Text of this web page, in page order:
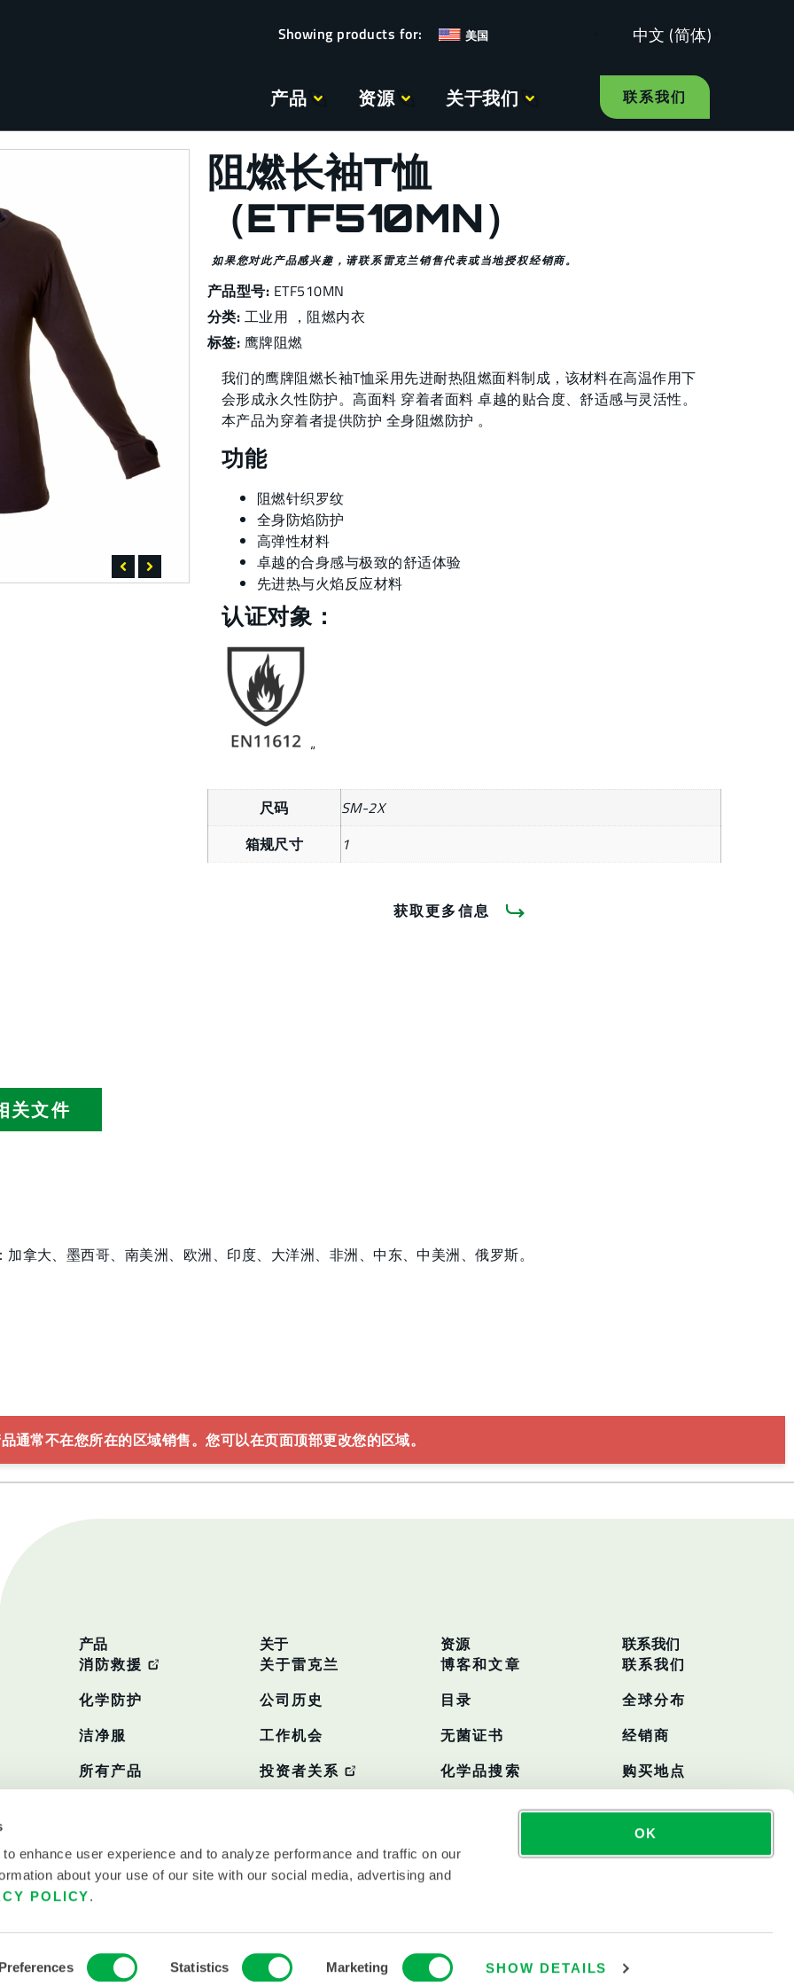
enhance user experience and to analyze performance and traffic on our
about your use of our site with our social media, advertising and
POLICY.
Statistics Marketing SHOW DETAILS
OK
美国 中文 (简体)
产品 资源 关于我们 联系我们
阻燃长袖T恤
（ETF510MN）
如果您对此产品感兴趣，请联系雷克兰销售代表或当地授权经销商。
产品型号: ETF510MN
分类: 工业用 ，阻燃内衣
标签: 鹰牌阻燃
我们的鹰牌阻燃长袖T恤采用先进耐热阻燃面料制成，该材料在高温作用下
会形成永久性防护。高面料 穿着者面料 卓越的贴合度、舒适感与灵活性。
本产品为穿着者提供防护 全身阻燃防护 。
功能
阻燃针织罗纹
全身防焰防护
高弹性材料
卓越的合身感与极致的舒适体验
先进热与火焰反应材料
认证对象：
“
尺码
SM-2X
箱规尺寸
1
获取更多信息
关文件
加拿大、墨西哥、南美洲、欧洲、印度、大洋洲、非洲、中东、中美洲、俄罗斯。
通常不在您所在的区域销售。您可以在页面顶部更改您的区域。
产品
消防救援
化学防护
洁净服
所有产品
关于
关于雷克兰
公司历史
工作机会
投资者关系
资源
博客和文章
目录
无菌证书
化学品搜索
联系我们
联系我们
全球分布
经销商
购买地点